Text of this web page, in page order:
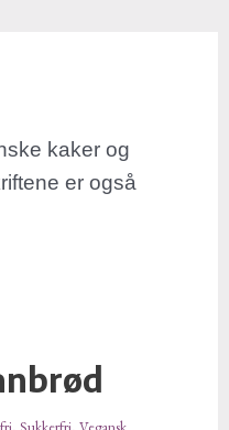
kaker og
er også